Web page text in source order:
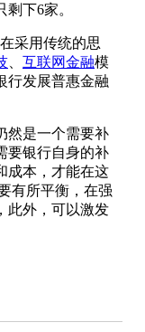
下6家。
采用传统的思
互联网金融模
行发展普惠金融
是一个需要补
要银行自身的补
成本，才能在这
有所平衡，在强
此外，可以激发